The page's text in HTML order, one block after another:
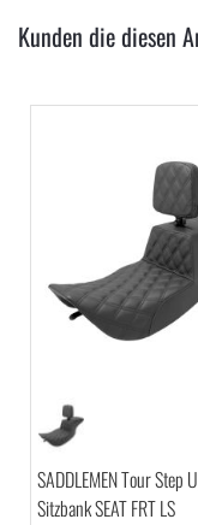
Kunden die diesen
SADDLEMEN Tour Step
Sitzbank SEAT FRT LS